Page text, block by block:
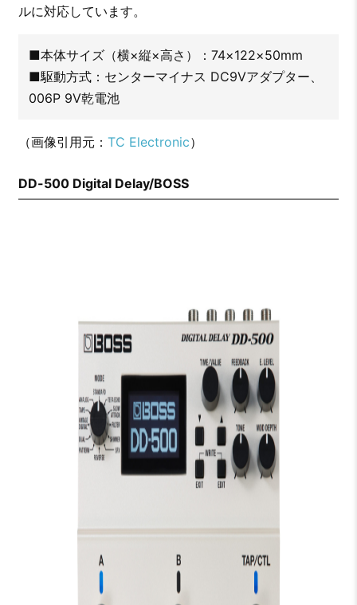
ルに対応しています。
■本体サイズ（横×縦×高さ）：74×122×50mm
■駆動方式：センターマイナス DC9Vアダプター、
006P 9V乾電池
（画像引用元： TC Electronic）
DD-500 Digital Delay/BOSS